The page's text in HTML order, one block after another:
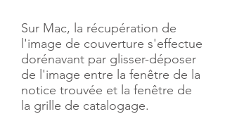
Sur Mac, la récupération de
l'image de couverture s'effectue
dorénavant par glisser-déposer
de l'image entre la fenêtre de la
notice trouvée et la fenêtre de
la grille de catalogage.